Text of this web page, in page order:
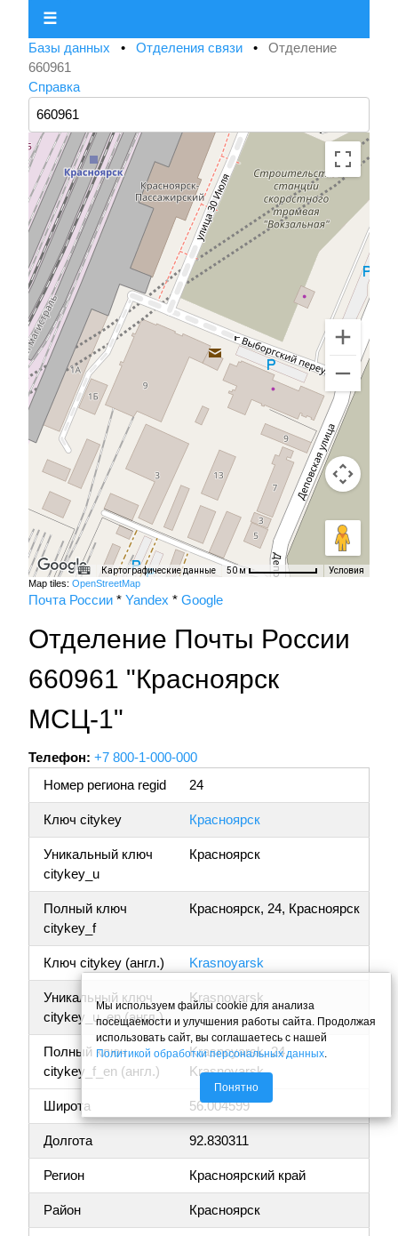
☰
Базы данных • Отделения связи • Отделение
660961
Справка
Картографические данные 50 м Условия
Map tiles: OpenStreetMap
Почта России * Yandex * Google
Отделение Почты России
660961 "Красноярск
МСЦ-1"
Телефон: +7 800-1-000-000
Номер региона regid
24
Ключ citykey Красноярск
Уникальный ключ
citykey_u
Красноярск
Полный ключ
citykey_f
Красноярск, 24, Красноярск
Ключ citykey (англ.) Krasnoyarsk
Уникальный ключ
citykey_u_en (англ.)
Krasnoyarsk
Полный ключ
citykey_f_en (англ.)
Krasnoyarsk, 24,
Krasnoyarsk
Широта 56.004599
Долгота 92.830311
Регион Красноярский край
Район Красноярск
Мы используем файлы cookie для анализа
посещаемости и улучшения работы сайта. Продолжая
использовать сайт, вы соглашаетесь с нашей
Политикой обработки персональных данных
Понятно